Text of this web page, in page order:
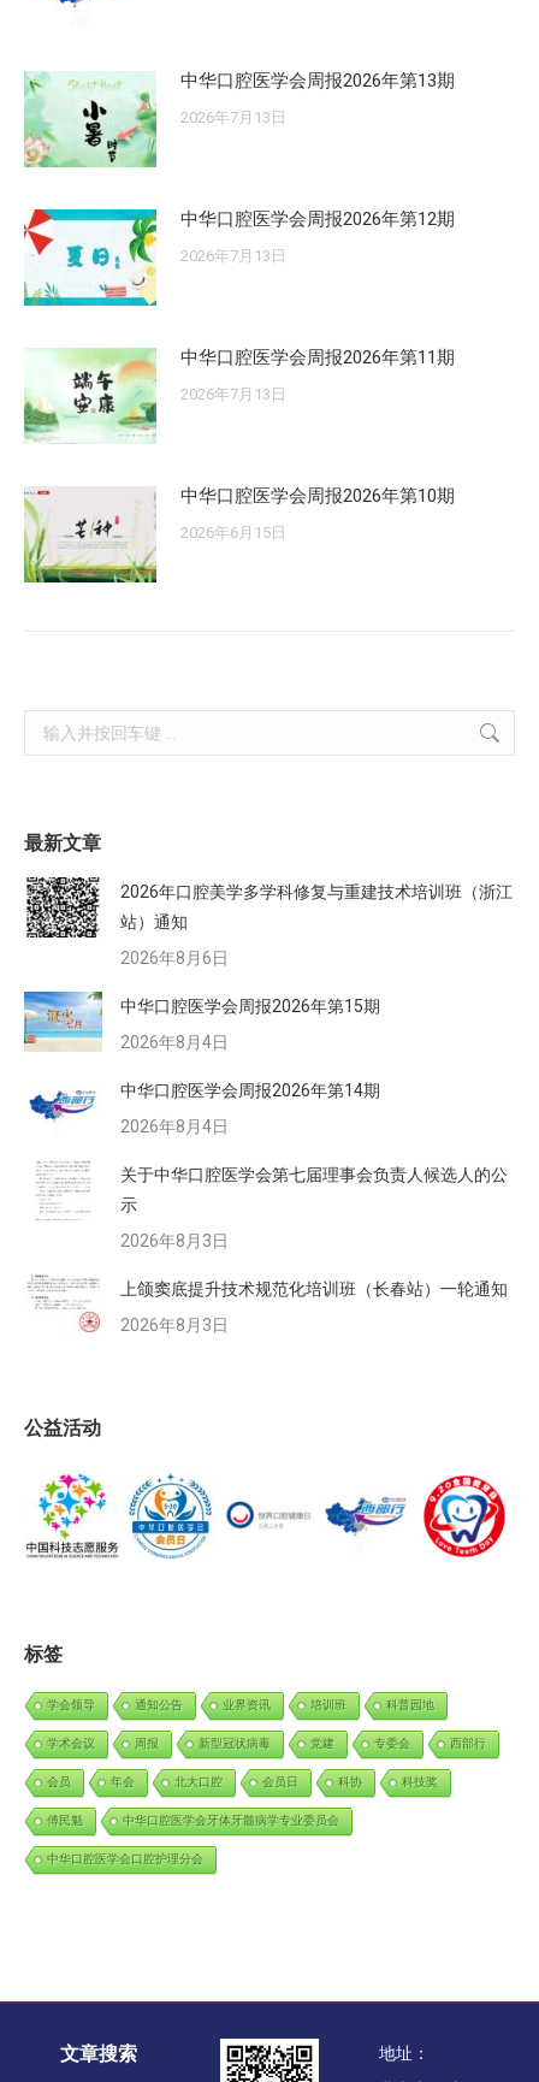
中华口腔医学会周报2026年第13期
2026年7月13日
中华口腔医学会周报2026年第12期
2026年7月13日
中华口腔医学会周报2026年第11期
2026年7月13日
中华口腔医学会周报2026年第10期
2026年6月15日
Search:
最新文章
2026年口腔美学多学科修复与重建技术培训班（浙江
站）通知
2026年8月6日
中华口腔医学会周报2026年第15期
2026年8月4日
中华口腔医学会周报2026年第14期
2026年8月4日
关于中华口腔医学会第七届理事会负责人候选人的公
示
2026年8月3日
上颌窦底提升技术规范化培训班（长春站）一轮通知
2026年8月3日
公益活动
标签
学会领导 通知公告 业界资讯 培训班 科普园地
学术会议 周报 新型冠状病毒 党建 专委会 西部行
会员 年会 北大口腔 会员日 科协 科技奖
傅民魁 中华口腔医学会牙体牙髓病学专业委员会
中华口腔医学会口腔护理分会
文章搜索
地址：